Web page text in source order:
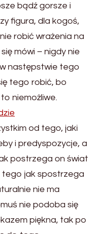
bądź gorsze i
figura, dla kogoś,
robić wrażenia na
mówi – nigdy nie
następstwie tego
tego robić, bo
niemożliwe.
od tego, jaki
i predyspozycje, a
postrzega on świat
tego jak spostrzega
nie ma
nie podoba się
piękna, tak po